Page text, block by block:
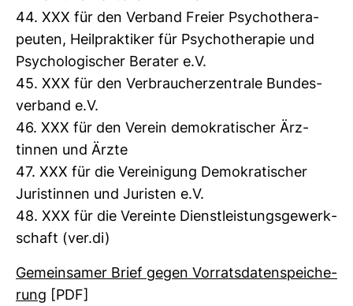
44. XXX für den Ver­band Freier Psy­cho­the­ra­
peuten, Heil­prak­tiker für Psy­cho­the­rapie und
Psy­cho­lo­gi­scher Berater e.V.
45. XXX für den Ver­brau­cher­zen­trale Bun­des­
ver­band e.V.
46. XXX für den Verein demo­kra­ti­scher Ärz­
tinnen und Ärzte
47. XXX für die Ver­ei­ni­gung Demo­kra­ti­scher
Juris­tinnen und Juristen e.V.
48. XXX für die Ver­einte Dienst­leis­tungs­ge­werk­
schaft (ver.di)
Gemein­samer Brief gegen Vor­rats­da­ten­spei­che­
rung [PDF]